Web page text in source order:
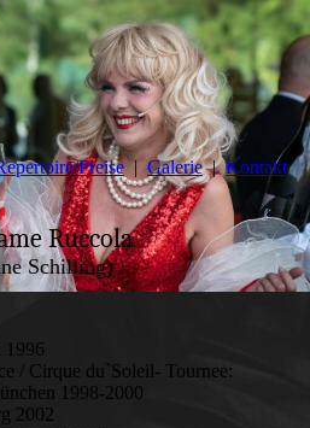
Preise Galerie Kontakt
Ruccola
Schilling)
1996
/ Cirque du`Soleil- Tournee:
1998-2000
2002